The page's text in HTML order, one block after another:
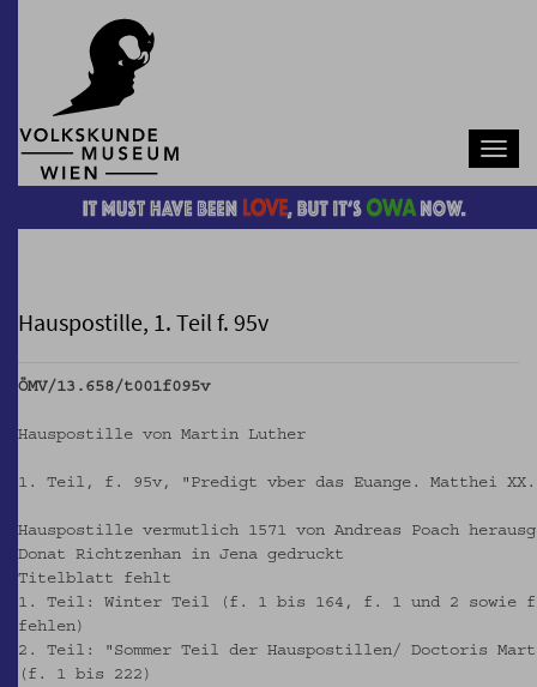
Hauspostille, 1. Teil f. 95v
ÖMV/13.658/t001f095v
Hauspostille von Martin Luther
1. Teil, f. 95v, "Predigt vber das Euange. Matthei
Hauspostille vermutlich 1571 von Andreas Poach
Donat Richtzenhan in Jena gedruckt
Titelblatt fehlt
1. Teil: Winter Teil (f. 1 bis 164, f. 1 und 2 sowie f.
fehlen)
2. Teil: "Sommer Teil der Hauspostillen/ Doctoris
(f. 1 bis 222)